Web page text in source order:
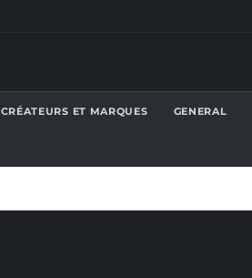
CRÉATEURS ET MARQUES GENERAL